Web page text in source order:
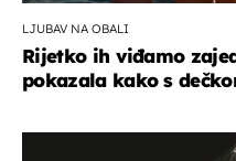
LJUBAV NA OBALI
Rijetko ih viđamo
pokazala kako s